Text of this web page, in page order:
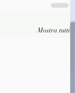
Mostra tutti